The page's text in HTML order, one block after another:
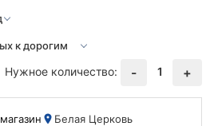
Нужное количество:
- 1 +
магазин Белая Церковь